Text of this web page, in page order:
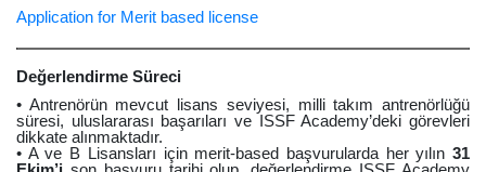
Application for Merit based license
Değerlendirme Süreci
• Antrenörün mevcut lisans seviyesi, milli takım antrenörlüğü
süresi, uluslararası başarıları ve ISSF Academy’deki görevleri
dikkate alınmaktadır.
• A ve B Lisansları için merit-based başvurularda her yılın 31